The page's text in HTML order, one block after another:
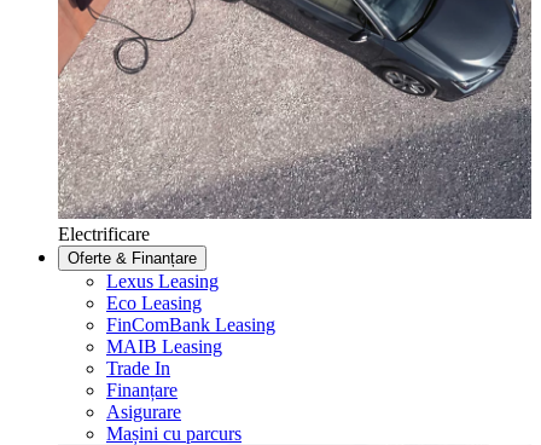
Electrificare
Oferte & Finanțare
Lexus Leasing
Eco Leasing
FinComBank Leasing
MAIB Leasing
Trade In
Finanțare
Asigurare
Mașini cu parcurs